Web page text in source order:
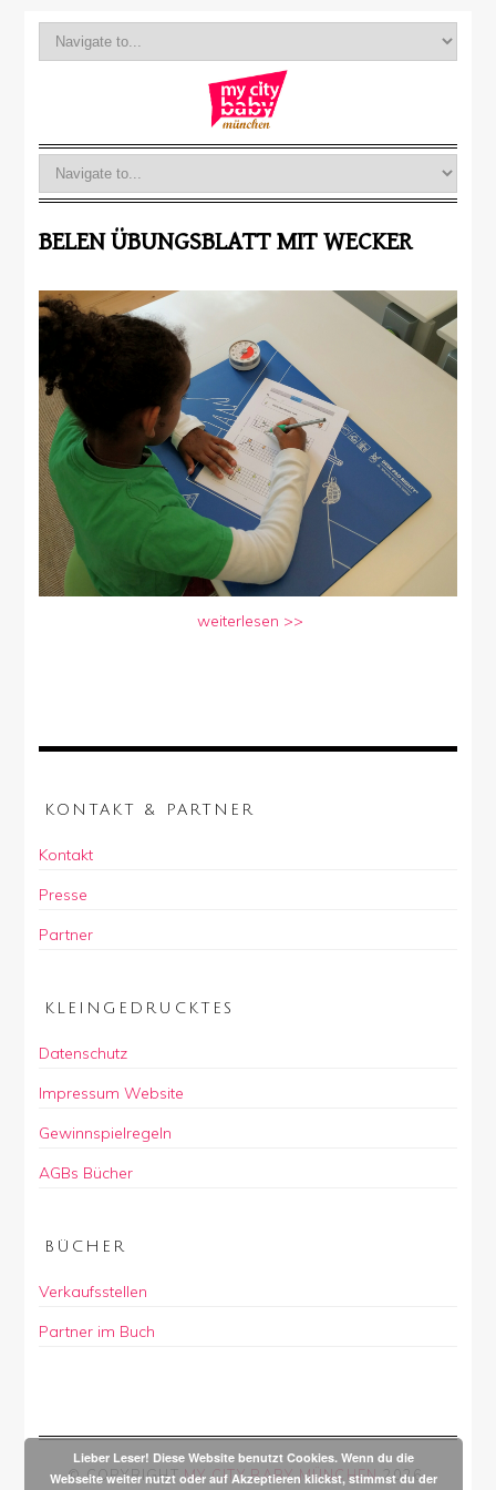
BELEN ÜBUNGSBLATT MIT WECKER
weiterlesen >>
KONTAKT & PARTNER
Kontakt
Presse
Partner
KLEINGEDRUCKTES
Datenschutz
Impressum Website
Gewinnspielregeln
AGBs Bücher
BÜCHER
Verkaufsstellen
Partner im Buch
© COPYRIGHTMY CITY BABY MÜNCHEN 2026.
Lieber Leser! Diese Website benutzt Cookies. Wenn du die
Webseite weiter nutzt oder auf Akzeptieren klickst, stimmst du der